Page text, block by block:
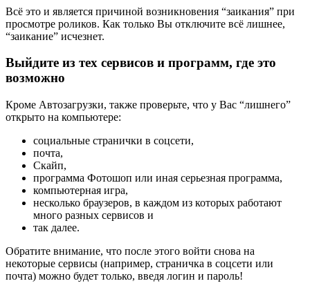
Всё это и является причиной возникновения “заикания” при
просмотре роликов. Как только Вы отключите всё лишнее,
“заикание” исчезнет.
Выйдите из тех сервисов и программ, где это
возможно
Кроме Автозагрузки, также проверьте, что у Вас “лишнего”
открыто на компьютере:
социальные странички в соцсети,
почта,
Скайп,
программа Фотошоп или иная серьезная программа,
компьютерная игра,
несколько браузеров, в каждом из которых работают
много разных сервисов и
так далее.
Обратите внимание, что после этого войти снова на
некоторые сервисы (например, страничка в соцсети или
почта) можно будет только, введя логин и пароль!